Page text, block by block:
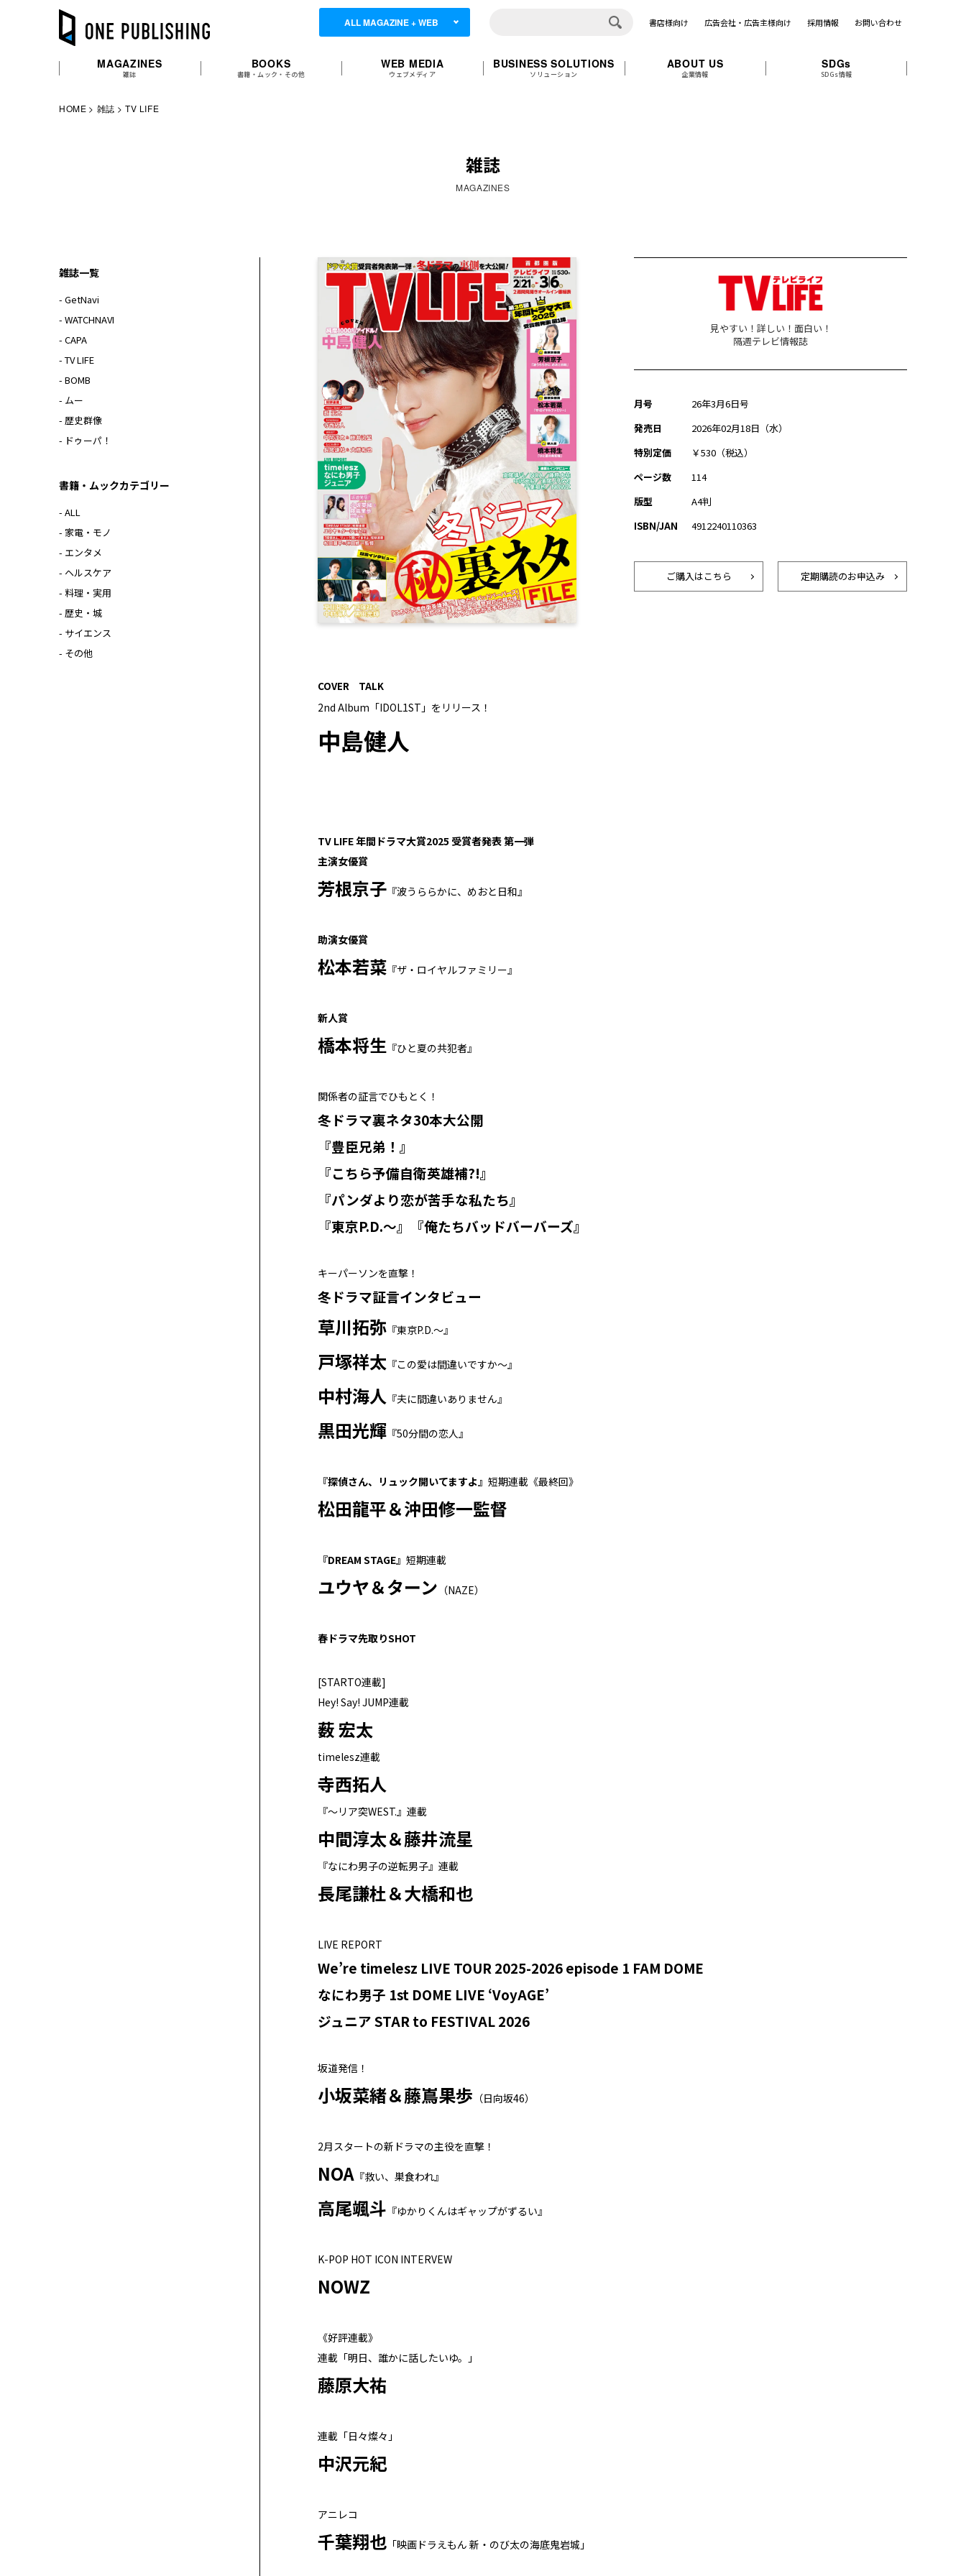
ALL MAGAZINE + WEB 書店様向け 広告会社・広告主様向け 採用情報 お問い合わせ
MAGAZINES
雑誌
BOOKS
書籍・ムック・その他
WEB MEDIA
ウェブメディア
BUSINESS SOLUTIONS
ソリューション
ABOUT US
企業情報
SDGs
SDGs情報
HOME 雑誌 TV LIFE
雑誌
MAGAZINES
見やすい！詳しい！面白い！
隔週テレビ情報誌
月号
26年3月6日号
発売日
2026年02月18日（水）
特別定価
￥530（税込）
ページ数
114
版型
A4判
ISBN/JAN
4912240110363
ご購入はこちら 定期購読のお申込み
COVER TALK
2nd Album「IDOL1ST」をリリース！
中島健人
TV LIFE 年間ドラマ大賞2025 受賞者発表 第一弾
主演女優賞
芳根京子 『波うららかに、めおと日和』
助演女優賞
松本若菜 『ザ・ロイヤルファミリー』
新人賞
橋本将生 『ひと夏の共犯者』
関係者の証言でひもとく！
冬ドラマ裏ネタ30本大公開
『豊臣兄弟！』
『こちら予備自衛英雄補?!』
『パンダより恋が苦手な私たち』
『東京P.D.～』『俺たちバッドバーバーズ』
キーパーソンを直撃！
冬ドラマ証言インタビュー
草川拓弥 『東京P.D.～』
戸塚祥太 『この愛は間違いですか～』
中村海人 『夫に間違いありません』
黒田光輝 『50分間の恋人』
『探偵さん、リュック開いてますよ』 短期連載《最終回》
松田龍平＆沖田修一監督
『DREAM STAGE』 短期連載
ユウヤ＆ターン （NAZE）
春ドラマ先取りSHOT
[STARTO連載]
Hey! Say! JUMP連載
薮 宏太
timelesz連載
寺西拓人
『～リア突WEST.』連載
中間淳太＆藤井流星
『なにわ男子の逆転男子』連載
長尾謙杜＆大橋和也
LIVE REPORT
We’re timelesz LIVE TOUR 2025-2026 episode 1 FAM DOME
なにわ男子 1st DOME LIVE ‘VoyAGE’
ジュニア STAR to FESTIVAL 2026
坂道発信！
小坂菜緒＆藤嶌果歩 （日向坂46）
2月スタートの新ドラマの主役を直撃！
NOA 『救い、巣食われ』
高尾颯斗 『ゆかりくんはギャップがずるい』
K-POP HOT ICON INTERVEW
NOWZ
《好評連載》
連載「明日、誰かに話したいゆ。」
藤原大祐
連載「日々燦々」
中沢元紀
アニレコ
千葉翔也 「映画ドラえもん 新・のび太の海底鬼岩城」
雑誌一覧
- GetNavi
- WATCHNAVI
- CAPA
- TV LIFE
- BOMB
- ムー
- 歴史群像
- ドゥーパ！
書籍・ムックカテゴリー
- ALL
- 家電・モノ
- エンタメ
- ヘルスケア
- 料理・実用
- 歴史・城
- サイエンス
- その他